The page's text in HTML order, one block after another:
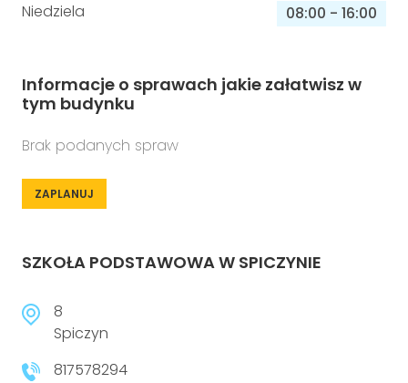
Niedziela
08:00 - 16:00
Informacje o sprawach jakie załatwisz w
tym budynku
Brak podanych spraw
ZAPLANUJ
SZKOŁA PODSTAWOWA W SPICZYNIE
8
Spiczyn
817578294